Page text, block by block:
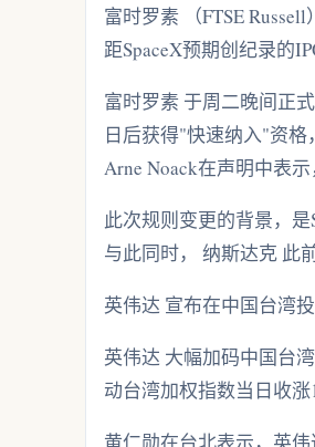
富时罗素 （FTSE
距SpaceX预期创纪录的
富时罗素 于周二晚间正
日后获得"快速纳入"资
Arne Noack在声明中表
此次规则变更的背景，
与此同时， 纳斯达克 此
英伟达 宣布在中国台湾
英伟达 大幅加码中国台
动台湾加权指数当日收涨
黄仁勋在台北表示，英